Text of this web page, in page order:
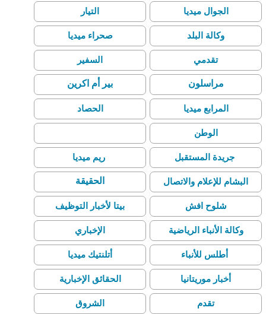
الجوال ميديا التيار
وكالة البلد صحراء ميديا
تقدمي السفير
مراسلون بير أم اكرين
المرابع ميديا الحصاد
الوطن
صحيفة الأقصى
جريدة المستقبل ريم ميديا
البشام للإعلام والاتصال الحقيقة
شلوح افش بيتا لأخبار التوظيف
وكالة الأنباء الرياضية الإخباري
أطلس للأنباء أتلنتيك ميديا
أخبار موريتانيا الحقائق الإخبارية
تقدم الشروق